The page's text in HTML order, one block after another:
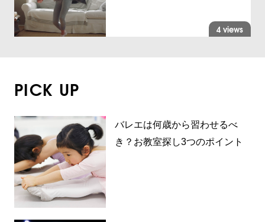
4 views
PICK UP
バレエは何歳から習わせるべ
き？お教室探し3つのポイント